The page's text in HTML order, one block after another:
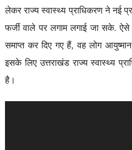
लेकर राज्य स्वास्थ्य प्राधिकरण ने नई
फर्जी वाले पर लगाम लगाई जा सके. ऐसे
समाप्त कर दिए गए हैं, वह लोग आयुष्मान
इसके लिए उत्तराखंड राज्य स्वास्थ्य
है।